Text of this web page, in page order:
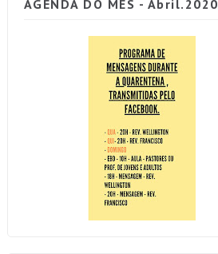
AGENDA DO MÊS - Abril.2020